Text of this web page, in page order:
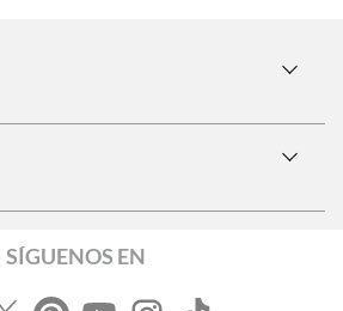
SÍGUENOS EN